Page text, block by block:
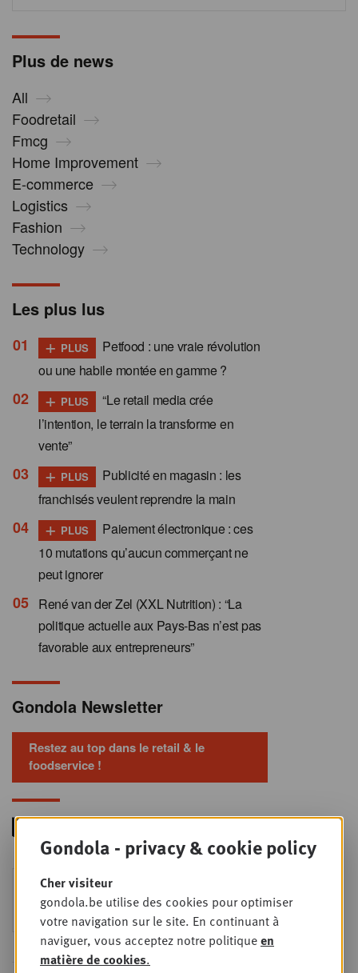
Plus de news
All
Foodretail
Fmcg
Home Improvement
E-commerce
Logistics
Fashion
Technology
Les plus lus
+ PLUS
Petfood : une vraie révolution
ou une habile montée en gamme ?
+ PLUS
“Le retail media crée
l’intention, le terrain la transforme en
vente”
+ PLUS
Publicité en magasin : les
franchisés veulent reprendre la main
+ PLUS
Paiement électronique : ces
10 mutations qu’aucun commerçant ne
peut ignorer
René van der Zel (XXL Nutrition) : “La
politique actuelle aux Pays-Bas n’est pas
favorable aux entrepreneurs”
Gondola Newsletter
Restez au top dans le retail & le
foodservice !
MER
9
Foodservice - Joint
business planning
Intro to Negotiation: Succes aan de
onderhandelingstafel is geen toeval!
Gondola - privacy & cookie policy
Cher visiteur
gondola.be utilise des cookies pour optimiser
votre navigation sur le site. En continuant à
naviguer, vous acceptez notre politiqueen
matière de cookies.